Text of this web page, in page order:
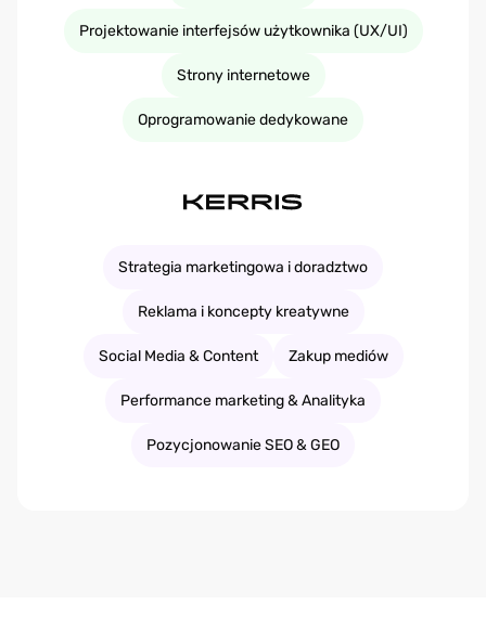
Projektowanie interfejsów użytkownika (UX/UI)
Strony internetowe
Oprogramowanie dedykowane
Strategia marketingowa i doradztwo
Reklama i koncepty kreatywne
Social Media & Content Zakup mediów
Performance marketing & Analityka
Pozycjonowanie SEO & GEO